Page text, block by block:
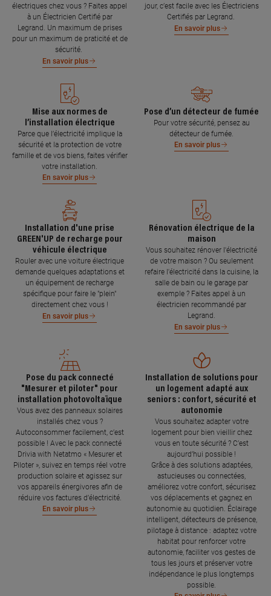
électriques chez vous ? Faites appel
à un Électricien Certifié par
Legrand. Un maximum de prises
pour un maximum de praticité et de
sécurité.
En savoir plus
jour, c’est facile avec les Électriciens
Certifiés par Legrand.
En savoir plus
Mise aux normes de
l’installation électrique
Parce que l’électricité implique la
sécurité et la protection de votre
famille et de vos biens, faites vérifier
votre installation.
En savoir plus
Pose d’un détecteur de fumée
Pour votre sécurité, pensez au
détecteur de fumée.
En savoir plus
Installation d'une prise
GREEN'UP de recharge pour
véhicule électrique
Rouler avec une voiture électrique
demande quelques adaptations et
un équipement de recharge
spécifique pour faire le "plein"
directement chez vous !
En savoir plus
Rénovation électrique de la
maison
Vous souhaitez rénover l'électricité
de votre maison ? Ou seulement
refaire l'électricité dans la cuisine, la
salle de bain ou le garage par
exemple ? Faites appel à un
électricien recommandé par
Legrand.
En savoir plus
Pose du pack connecté
"Mesurer et piloter" pour
installation photovoltaïque
Vous avez des panneaux solaires
installés chez vous ?
Autoconsommer facilement, c’est
possible ! Avec le pack connecté
Drivia with Netatmo « Mesurer et
Piloter », suivez en temps réel votre
production solaire et agissez sur
vos appareils énergivores afin de
réduire vos factures d’électricité.
En savoir plus
Installation de solutions pour
un logement adapté aux
seniors : confort, sécurité et
autonomie
Vous souhaitez adapter votre
logement pour bien vieillir chez
vous en toute sécurité ? C’est
aujourd’hui possible !
Grâce à des solutions adaptées,
astucieuses ou connectées,
améliorez votre confort, sécurisez
vos déplacements et gagnez en
autonomie au quotidien. Éclairage
intelligent, détecteurs de présence,
pilotage à distance : adaptez votre
habitat pour renforcer votre
autonomie, faciliter vos gestes de
tous les jours et préserver votre
indépendance le plus longtemps
possible.